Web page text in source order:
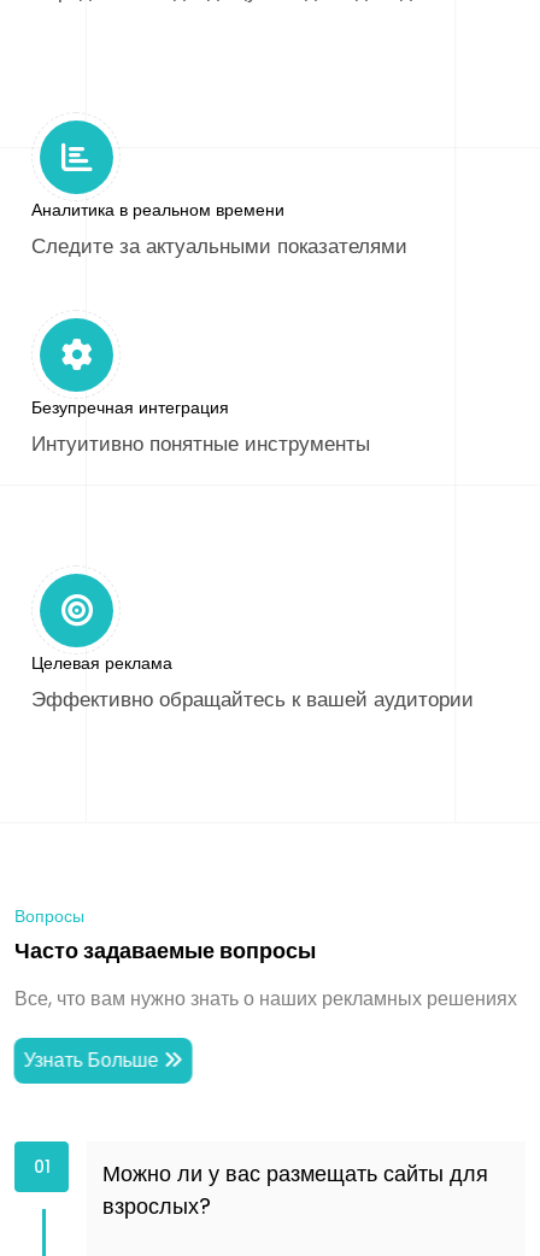
Аналитика в реальном времени
Следите за актуальными показателями
Безупречная интеграция
Интуитивно понятные инструменты
Целевая реклама
Эффективно обращайтесь к вашей аудитории
Вопросы
Частозадаваемые вопросы
Все, что вам нужно знать о наших рекламных решениях
Узнать Больше
01
Можно ли у вас размещать сайты для
взрослых?